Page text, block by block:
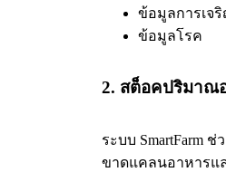
ข้อมูลการเจ
ข้อมูลโรค
2. สต็อคปริมาณ
ระบบ SmartFarm ช่
ขาดแคลนอาหารแ